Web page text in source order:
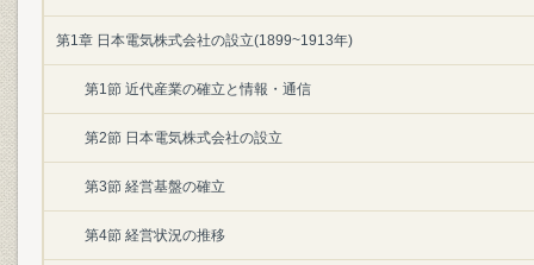
第1章 日本電気株式会社の設立(1899~1913年)
第1節 近代産業の確立と情報・通信
第2節 日本電気株式会社の設立
第3節 経営基盤の確立
第4節 経営状況の推移